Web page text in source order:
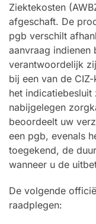
Ziektekosten
afgeschaft. De
pgb verschilt
aanvraag indienen
verantwoordelijk
bij een van de
het indicatiebesluit
nabijgelegen
beoordeelt uw
een pgb, evenals
toegekend, de
wanneer u de
De volgende
raadplegen: